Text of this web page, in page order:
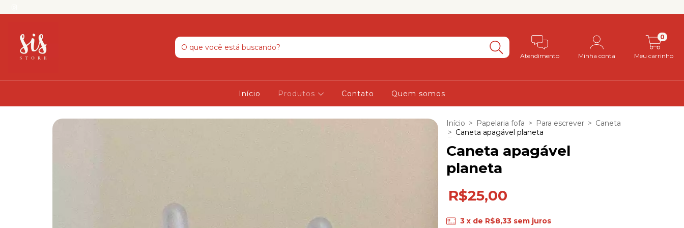
Atendimento Minha conta Meu carrinho
0
Início Produtos Contato Quem somos
Início > Papelaria fofa > Para escrever > Caneta
> Caneta apagável planeta
Caneta apagável
planeta
R$25,00
3 x de R$8,33 sem juros